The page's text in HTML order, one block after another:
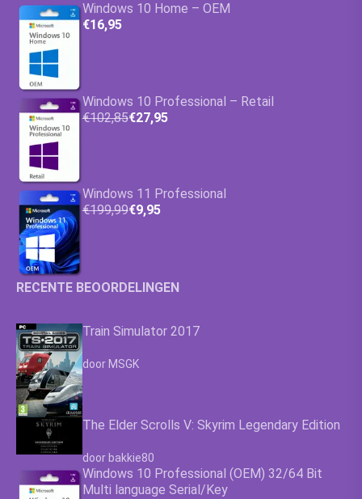
Windows 10 Home – OEM
€16,95
Windows 10 Professional – Retail
€102,85€27,95
Windows 11 Professional
€199,99€9,95
RECENTE BEOORDELINGEN
Train Simulator 2017
Waardering
door MSGK
The Elder Scrolls V: Skyrim Legendary Edition
Waardering4.63
door bakkie80
Windows 10 Professional (OEM) 32/64 Bit
Multi language Serial/Key